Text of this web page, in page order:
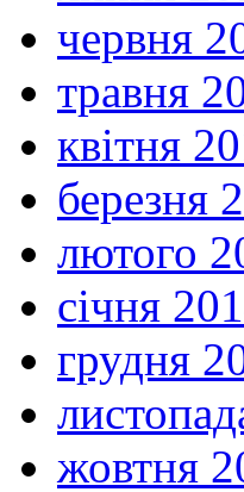
червня
травня
квітня
березня
лютого
січня
грудня
жовтня